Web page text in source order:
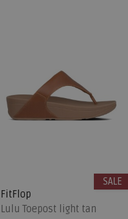
FitFlop
Lulu Toepost light tan
SALE